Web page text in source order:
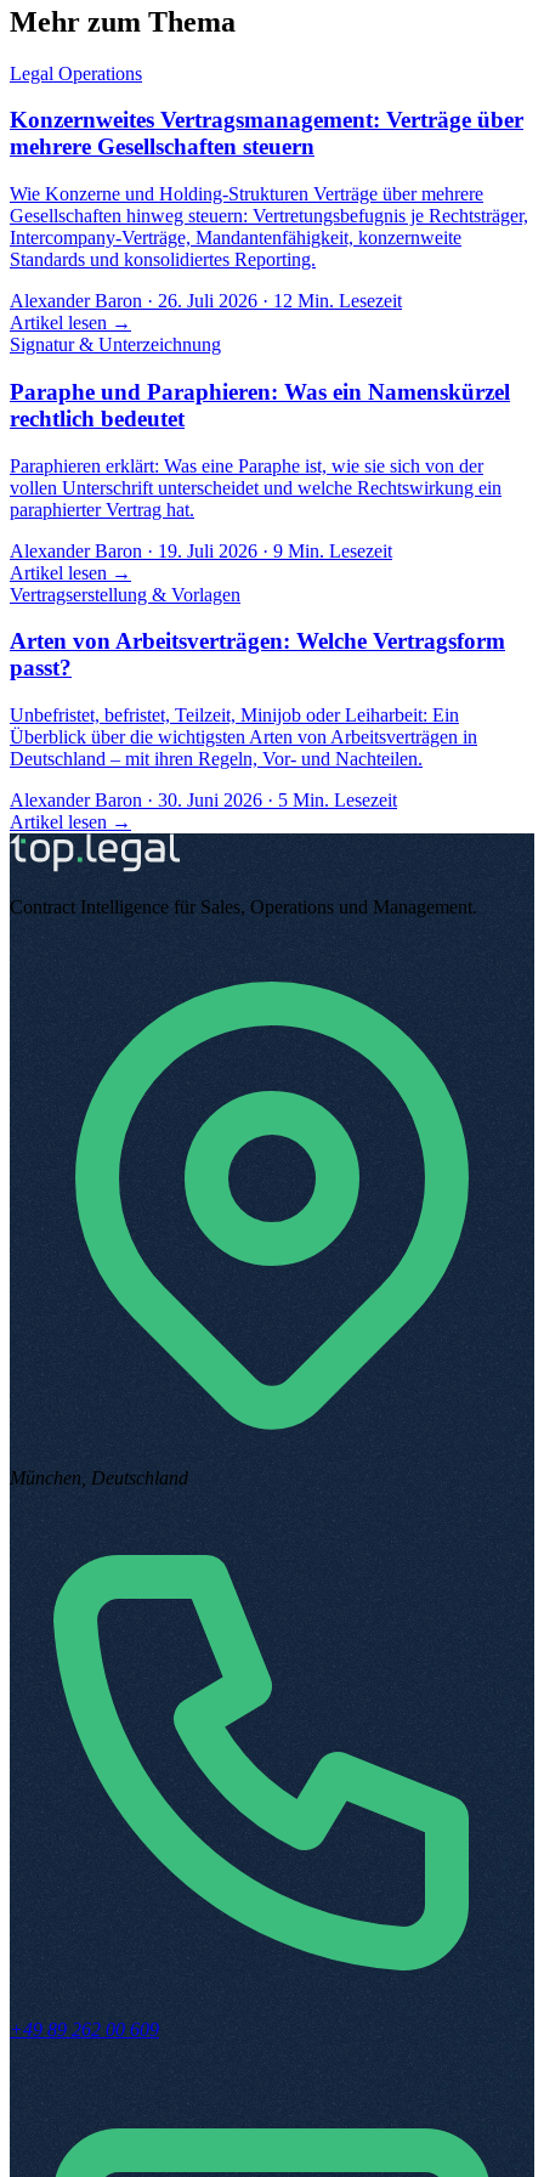
Mehr zum Thema
Legal Operations
Konzernweites Vertragsmanagement: Verträge über
mehrere Gesellschaften steuern
Wie Konzerne und Holding-Strukturen Verträge über mehrere
Gesellschaften hinweg steuern: Vertretungsbefugnis je Rechtsträger,
Intercompany-Verträge, Mandantenfähigkeit, konzernweite
Standards und konsolidiertes Reporting.
Alexander Baron · 26. Juli 2026 · 12 Min. Lesezeit
Artikel lesen →
Signatur & Unterzeichnung
Paraphe und Paraphieren: Was ein Namenskürzel
rechtlich bedeutet
Paraphieren erklärt: Was eine Paraphe ist, wie sie sich von der
vollen Unterschrift unterscheidet und welche Rechtswirkung ein
paraphierter Vertrag hat.
Alexander Baron · 19. Juli 2026 · 9 Min. Lesezeit
Artikel lesen →
Vertragserstellung & Vorlagen
Arten von Arbeitsverträgen: Welche Vertragsform
passt?
Unbefristet, befristet, Teilzeit, Minijob oder Leiharbeit: Ein
Überblick über die wichtigsten Arten von Arbeitsverträgen in
Deutschland – mit ihren Regeln, Vor- und Nachteilen.
Alexander Baron · 30. Juni 2026 · 5 Min. Lesezeit
Artikel lesen →
Contract Intelligence für Sales, Operations und Management.
München, Deutschland
+49 89 262 00 609